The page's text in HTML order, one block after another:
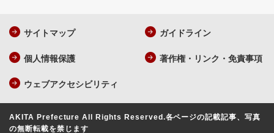
サイトマップ ガイドライン
個人情報保護 著作権・リンク・免責事項
ウェブアクセシビリティ
AKITA Prefecture All Rights Reserved.各ページの記載記事、写真
の無断転載を禁じます